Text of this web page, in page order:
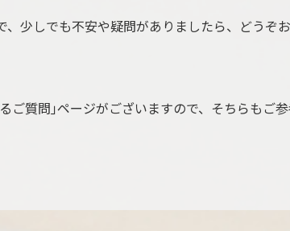
、少しでも不安や疑問がありましたら、どうぞ
ご質問｣ページがございますので、そちらもご参